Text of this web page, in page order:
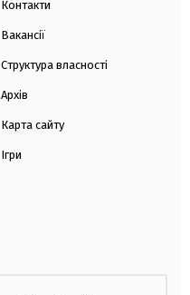
Контакти
Вакансії
Структура власності
Архів
Карта сайту
Ігри